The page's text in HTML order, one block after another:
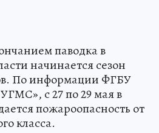
паводка в
начинается сезон
По информации ФГБУ
с 27 по 29 мая в
пожароопасность от
класса.